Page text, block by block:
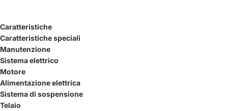
Caratteristiche
Caratteristiche speciali
Manutenzione
Sistema elettrico
Motore
Alimentazione elettrica
Sistema di sospensione
Telaio